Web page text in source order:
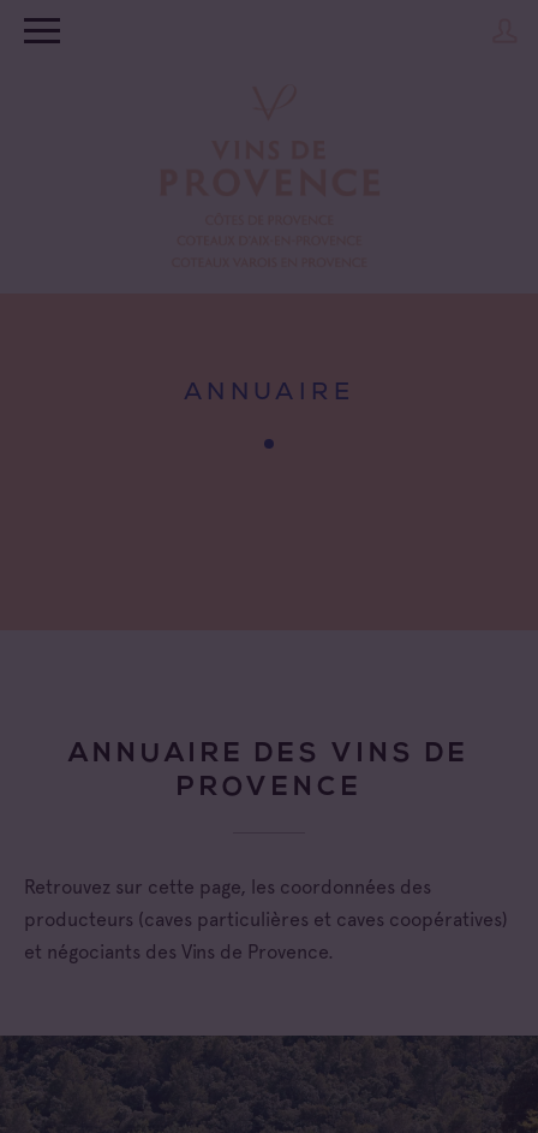
ANNUAIRE
ANNUAIRE DES VINS DE
PROVENCE
Retrouvez sur cette page, les coordonnées des
producteurs (caves particulières et caves coopératives)
et négociants des Vins de Provence.